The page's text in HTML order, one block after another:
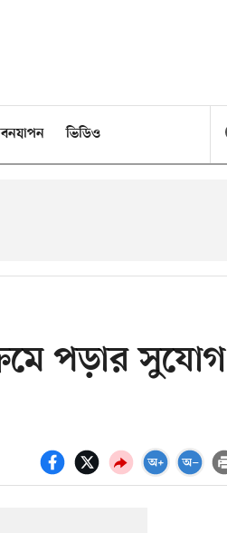
ভিডিও
পড়ার সুযোগ